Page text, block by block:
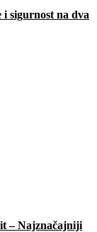
sigurnost na dva
– Najznačajniji